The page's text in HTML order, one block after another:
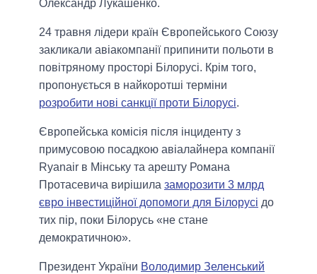
Олександр Лукашенко.
24 травня лідери країн Європейського Союзу
закликали авіакомпанії припинити польоти в
повітряному просторі Білорусі. Крім того,
пропонується в найкоротші терміни
розробити нові санкції проти Білорусі.
Європейська комісія після інциденту з
примусовою посадкою авіалайнера компанії
Ryanair в Мінську та арешту Романа
Протасевича вирішила заморозити 3 млрд
євро інвестиційної допомоги для Білорусі до
тих пір, поки Білорусь «не стане
демократичною».
Президент України Володимир Зеленський